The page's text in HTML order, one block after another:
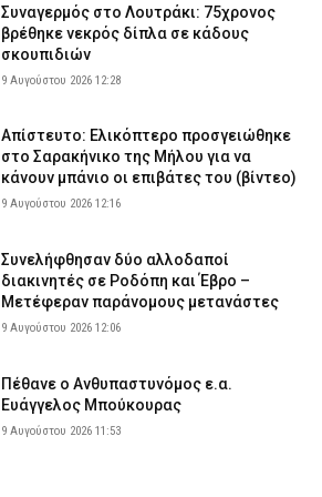
Συναγερμός στο Λουτράκι: 75χρονος
βρέθηκε νεκρός δίπλα σε κάδους
σκουπιδιών
9 Αυγούστου 2026 12:28
Απίστευτο: Ελικόπτερο προσγειώθηκε
στο Σαρακήνικο της Μήλου για να
κάνουν μπάνιο οι επιβάτες του (βίντεο)
9 Αυγούστου 2026 12:16
Συνελήφθησαν δύο αλλοδαποί
διακινητές σε Ροδόπη και Έβρο –
Μετέφεραν παράνομους μετανάστες
9 Αυγούστου 2026 12:06
Πέθανε ο Ανθυπαστυνόμος ε.α.
Ευάγγελος Μπούκουρας
9 Αυγούστου 2026 11:53